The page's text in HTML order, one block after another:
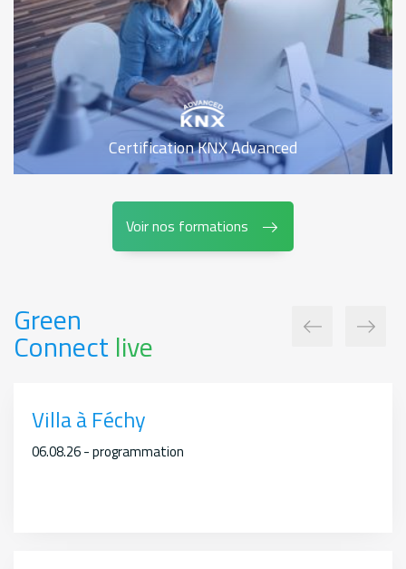
Certification KNX Advanced
Voir nos formations
Green
Connectlive
Villa à Féchy
06.08.26 - programmation